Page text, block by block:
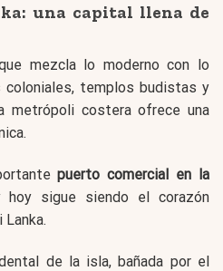
una capital llena de
mezcla lo moderno con lo
coloniales, templos budistas y
metrópoli costera ofrece una
puerto comercial en la
hoy sigue siendo el corazón
de la isla, bañada por el